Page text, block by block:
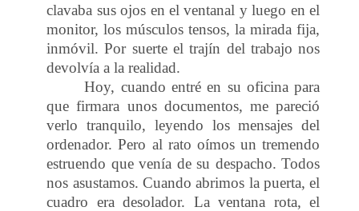
clavaba sus ojos en el ventanal y luego en el
monitor, los músculos tensos, la mirada fija,
inmóvil. Por suerte el trajín del trabajo nos
devolvía a la realidad.
Hoy, cuando entré en su oficina para
que firmara unos documentos, me pareció
verlo tranquilo, leyendo los mensajes del
ordenador. Pero al rato oímos un tremendo
estruendo que venía de su despacho. Todos
nos asustamos. Cuando abrimos la puerta, el
cuadro era desolador. La ventana rota, el